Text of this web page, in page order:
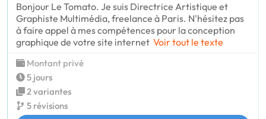
Bonjour Le Tomato. Je suis Directrice Artistique et
Graphiste Multimédia, freelance à Paris. N'hésitez pas
à faire appel à mes compétences pour la conception
graphique de votre site internet Voir tout le texte
Montant privé
5 jours
2 variantes
5 révisions